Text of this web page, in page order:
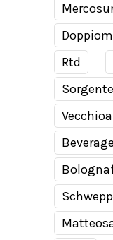
Rtd
Beverage